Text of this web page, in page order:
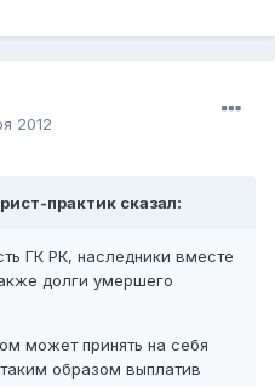
2012
практик сказал:
ГК РК, наследники вместе
долги умершего
может принять на себя
образом выплатив